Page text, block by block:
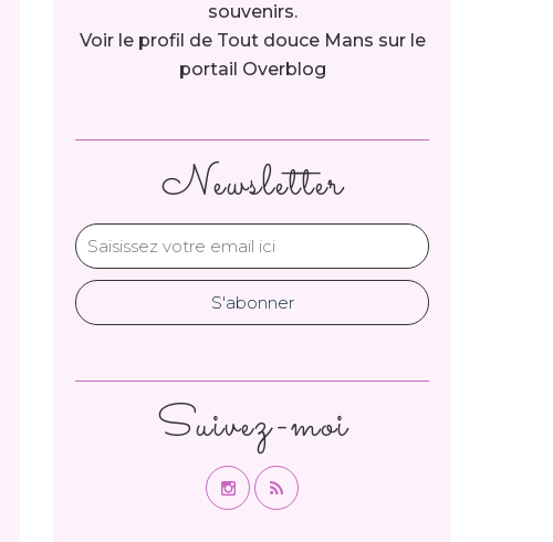
Newsletter
souvenirs.
Voir le profil de Tout douce Mans sur le
portail Overblog
Suivez-moi